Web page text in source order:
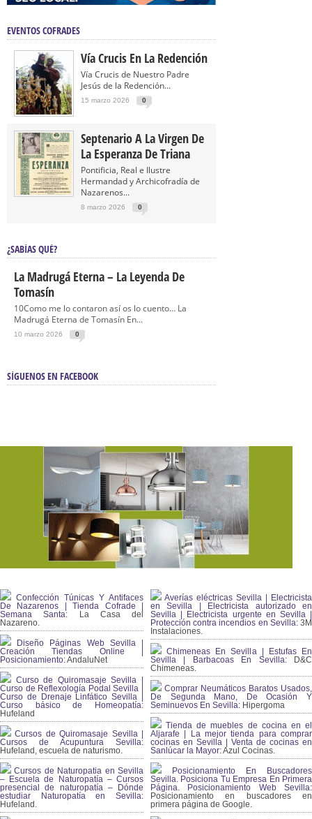
EVENTOS COFRADES
Vía Crucis En La Redención
Vía Crucis de Nuestro Padre
Jesús de la Redención...
15 marzo 2026 0
Septenario A La Virgen De
La Esperanza De Triana
Pontificia, Real e Ilustre
Hermandad y Archicofradía de
Nazarenos...
8 marzo 2026 0
¿SABÍAS QUÉ?
La Madrugá Eterna – La Leyenda De
Tomasín
10Como me lo contaron así os lo cuento… La
Madrugá Eterna de Tomasín En...
10 marzo 2026 0
SÍGUENOS EN FACEBOOK
Confección Túnicas Y Antifaces
De Nazarenos | Tienda Cofrade |
Semana Santa: La Casa del
Nazareno.
Diseño Páginas Web Sevilla |
Creación Tiendas Online |
Posicionamiento:AndaluNet
Curso de Quiromasaje Sevilla |
Curso de Reflexología Podal Sevilla |
Curso de Drenaje Linfático Sevilla |
Curso básico de Homeopatía:
Hufeland
Cursos de Quiromasaje Sevilla |
Cursos de Acupuntura Sevilla:
Hufeland, escuela de naturismo.
Cursos de Naturopatia en Sevilla
– Escuela de Naturopatía – Cursos
presencial de naturopatía – Dónde
estudiar Naturopatía en Sevilla:
Hufeland.
Averías eléctricas Sevilla | Electricista
en Sevilla | Electricista autorizado en
Sevilla | Electricista urgente en Sevilla |
Protección contra incendios en Sevilla:3M
Instalaciones.
Chimeneas En Sevilla | Estufas En
Sevilla | Barbacoas En Sevilla:D&C
Chimeneas.
Comprar Neumáticos Baratos Usados,
De Segunda Mano, De Ocasión Y
Seminuevos En Sevilla: Hipergoma
Tienda de muebles de cocina en el
Aljarafe | La mejor tienda para comprar
cocinas en Sevilla | Venta de cocinas en
Sanlúcar la Mayor:Azul Cocinas.
Posicionamiento En Buscadores
Sevilla. Posiciona Tu Empresa En Primera
Página. Posicionamiento Web Sevilla:
Posicionamiento en buscadores en
primera página de Google.